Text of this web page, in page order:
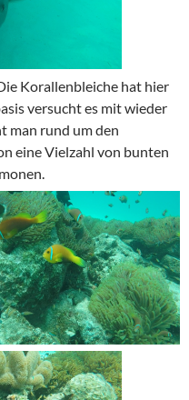
Korallenbleiche hat hier
versucht es mit wieder
man rund um den
eine Vielzahl von bunten